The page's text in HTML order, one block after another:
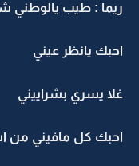
: طيب يالوطني
يانظر عيني
يسري بشراييني
كل مافيني من